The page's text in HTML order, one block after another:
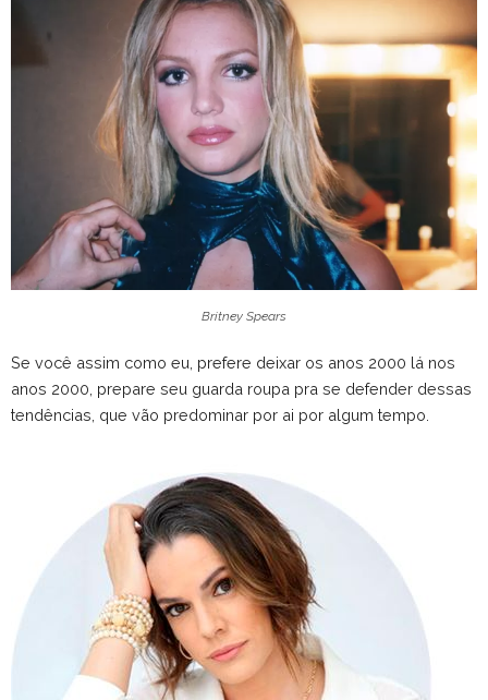
Britney Spears
Se você assim como eu, prefere deixar os anos 2000 lá nos
anos 2000, prepare seu guarda roupa pra se defender dessas
tendências, que vão predominar por ai por algum tempo.